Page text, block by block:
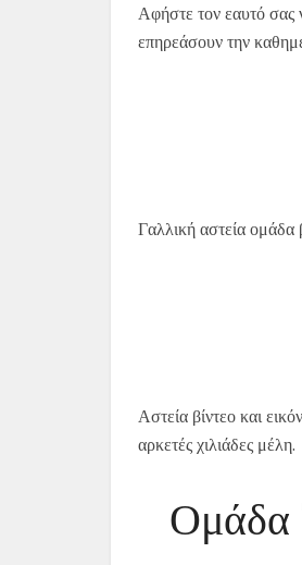
Αφήστε τον εαυτό σας
επηρεάσουν την
Γαλλική αστεία
Αστεία βίντεο και
αρκετές χιλιάδες μέλη.
Ομάδα